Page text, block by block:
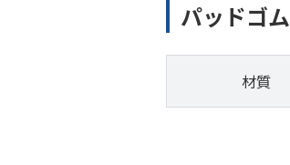
パッドゴム
材質